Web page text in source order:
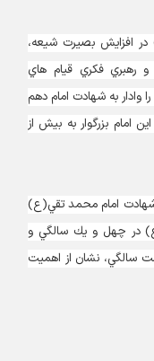
افزايش بصيرت شيعه،
فكري قيام هاي
به شهادت امام دهم
بزرگوار به بيش از
امام محمد تقي(ع)
در چهل و يك سالگي و
نشان از اهميت